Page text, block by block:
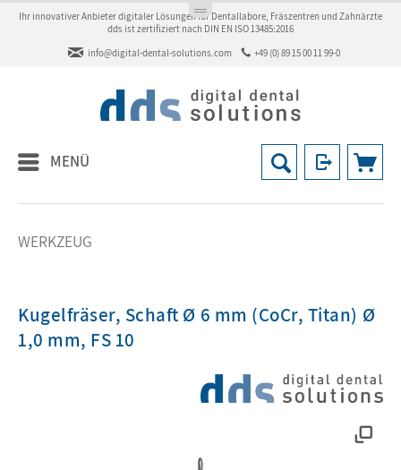
Ihr innovativer Anbieter digitaler Lösungen für Dentallabore, Fräszentren und Zahnärzte
dds ist zertifiziert nach DIN EN ISO 13485:2016
info@digital-dental-solutions.com
+49 (0) 89 15 00 11 99-0
MENÜ
WERKZEUG
Kugelfräser, Schaft Ø 6 mm (CoCr, Titan) Ø
1,0 mm, FS 10